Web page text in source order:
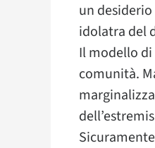
un
idolatra del
Il modello
comunità.